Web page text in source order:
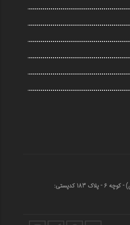
قم - خیابان انقلاب (چهارمردان)‌ - کوچه 6 - پلاک 183 کدپستی: